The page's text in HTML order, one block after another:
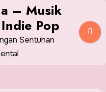
– Musik
Pop
Sentuhan